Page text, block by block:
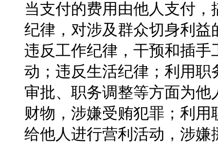
当支付的费用由他人支付
纪律，对涉及群众切身利
违反工作纪律，干预和插
动；违反生活纪律；利用
审批、职务调整等方面为
财物，涉嫌受贿犯罪；利
给他人进行营利活动，涉嫌